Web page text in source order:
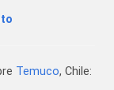
Temuco, Chile: